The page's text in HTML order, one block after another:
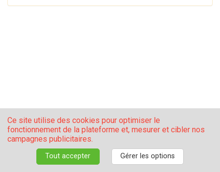
Manage your GDPR options
Ce site utilise des cookies pour optimiser le
fonctionnement de la plateforme et, mesurer et cibler nos
campagnes publicitaires.
Tout accepter Gérer les options